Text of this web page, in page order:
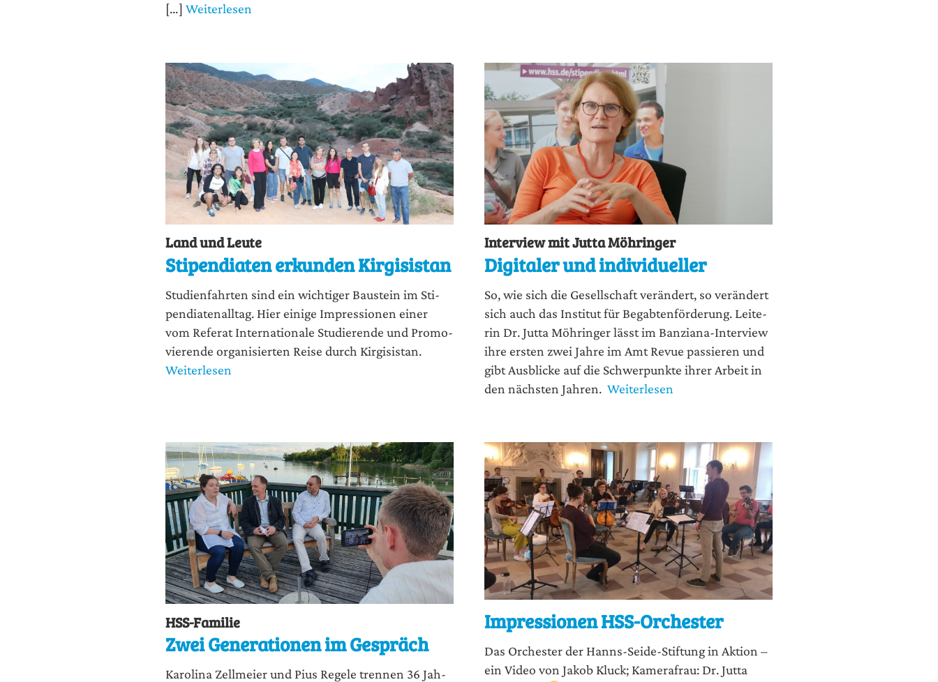
[…] Weiterlesen
Land und Leute
Stipendiaten erkunden Kirgisistan
Stu­di­en­fahr­ten sind ein wich­ti­ger Bau­stein im Sti­
pen­dia­ten­all­tag. Hier eini­ge Impres­sio­nen einer
vom Refe­rat Inter­na­tio­na­le Stu­die­ren­de und Pro­mo­
vie­ren­de orga­ni­sier­ten Rei­se durch Kirgisistan.
Weiterlesen
Interview mit Jutta Möhringer
Digitaler und individueller
So, wie sich die Gesell­schaft ver­än­dert, so ver­än­dert
sich auch das Insti­tut für Begab­ten­för­de­rung. Lei­te­
rin Dr. Jut­ta Möh­rin­ger lässt im Ban­zia­na-Inter­view
ihre ers­ten zwei Jah­re im Amt Revue pas­sie­ren und
gibt Aus­bli­cke auf die Schwer­punk­te ihrer Arbeit in
den nächs­ten Jahren. Weiterlesen
HSS-Familie
Zwei Generationen im Gespräch
Karo­li­na Zell­mei­er und Pius Rege­le tren­nen 36 Jah­
Impressionen HSS-Orchester
Das Orches­ter der Hanns-Sei­de-Stif­tung in Akti­on –
ein Video von Jakob Kluck; Kame­ra­frau: Dr. Jut­ta